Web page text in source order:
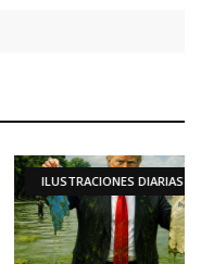
ILUSTRACIONES DIARIAS